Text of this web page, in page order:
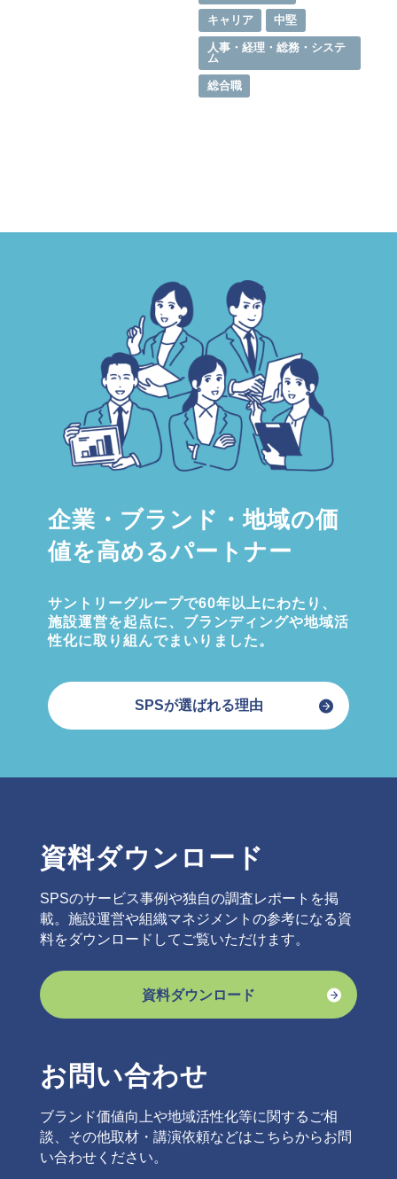
キャリア 中堅
人事・経理・総務・システ
ム
総合職
企業・ブランド・地域の価
値を高めるパートナー
サントリーグループで60年以上にわたり、
施設運営を起点に、ブランディングや地域活
性化に取り組んでまいりました。
SPSが選ばれる理由
資料ダウンロード
SPSのサービス事例や独自の調査レポートを掲
載。施設運営や組織マネジメントの参考になる資
料をダウンロードしてご覧いただけます。
資料ダウンロード
お問い合わせ
ブランド価値向上や地域活性化等に関するご相
談、その他取材・講演依頼などはこちらからお問
い合わせください。